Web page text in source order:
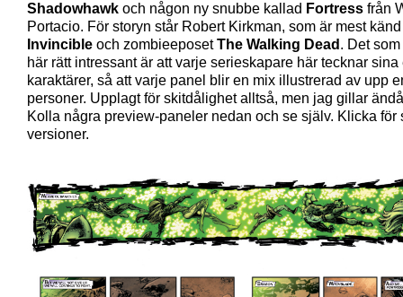
Shadowhawk och någon ny snubbe kallad Fortress från
Portacio. För storyn står Robert Kirkman, som är mest
Invincible och zombieeposetThe Walking Dead . Det
här rätt intressant är att varje serieskapare här tecknar sina
karaktärer, så att varje panel blir en mix illustrerad av upp
personer. Upplagt för skitdålighet alltså, men jag gillar
Kolla några preview-paneler nedan och se själv. Klicka för
versioner.